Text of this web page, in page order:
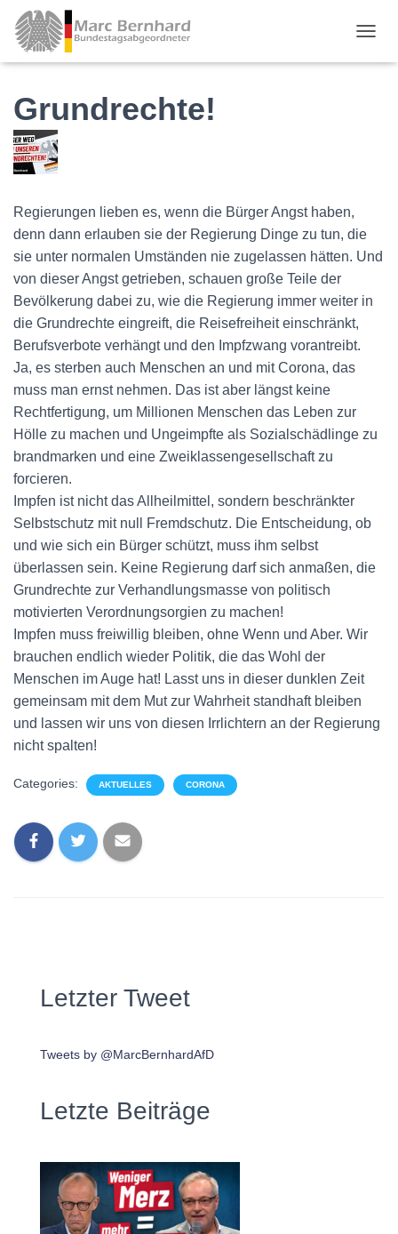
Grundrechte!
Regierungen lieben es, wenn die Bürger Angst haben,
denn dann erlauben sie der Regierung Dinge zu tun, die
sie unter normalen Umständen nie zugelassen hätten. Und
von dieser Angst getrieben, schauen große Teile der
Bevölkerung dabei zu, wie die Regierung immer weiter in
die Grundrechte eingreift, die Reisefreiheit einschränkt,
Berufsverbote verhängt und den Impfzwang vorantreibt.
Ja, es sterben auch Menschen an und mit Corona, das
muss man ernst nehmen. Das ist aber längst keine
Rechtfertigung, um Millionen Menschen das Leben zur
Hölle zu machen und Ungeimpfte als Sozialschädlinge zu
brandmarken und eine Zweiklassengesellschaft zu
forcieren.
Impfen ist nicht das Allheilmittel, sondern beschränkter
Selbstschutz mit null Fremdschutz. Die Entscheidung, ob
und wie sich ein Bürger schützt, muss ihm selbst
überlassen sein. Keine Regierung darf sich anmaßen, die
Grundrechte zur Verhandlungsmasse von politisch
motivierten Verordnungsorgien zu machen!
Impfen muss freiwillig bleiben, ohne Wenn und Aber. Wir
brauchen endlich wieder Politik, die das Wohl der
Menschen im Auge hat! Lasst uns in dieser dunklen Zeit
gemeinsam mit dem Mut zur Wahrheit standhaft bleiben
und lassen wir uns von diesen Irrlichtern an der Regierung
nicht spalten!
Categories: AKTUELLES CORONA
Letzter Tweet
Tweets by @MarcBernhardAfD
Letzte Beiträge